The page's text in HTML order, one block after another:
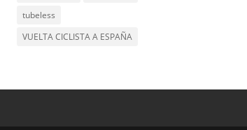
tubeless
VUELTA CICLISTA A ESPAÑA